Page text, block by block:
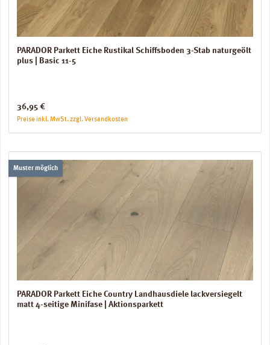
PARADOR Parkett Eiche Rustikal Schiffsboden 3-Stab naturgeölt
plus | Basic 11-5
Regulärer Preis:
36,95 €
Preise inkl. MwSt. zzgl. Versandkosten
Muster möglich
PARADOR Parkett Eiche Country Landhausdiele lackversiegelt
matt 4-seitige Minifase | Aktionsparkett